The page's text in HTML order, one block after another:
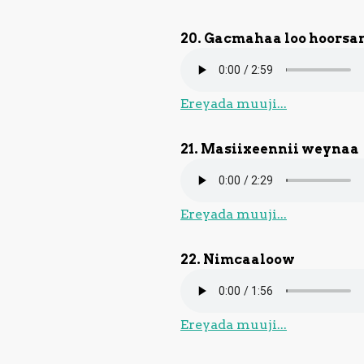
20. Gacmahaa loo
Ereyada muuji...
21. Masiixeennii weynaa
Ereyada muuji...
22. Nimcaaloow
Ereyada muuji...